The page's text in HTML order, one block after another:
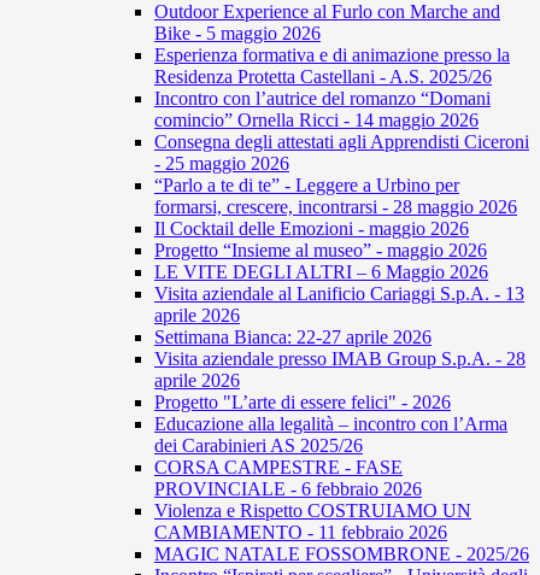
Outdoor Experience al Furlo con Marche and
Bike - 5 maggio 2026
Esperienza formativa e di animazione presso la
Residenza Protetta Castellani - A.S. 2025/26
Incontro con l’autrice del romanzo “Domani
comincio” Ornella Ricci - 14 maggio 2026
Consegna degli attestati agli Apprendisti Ciceroni
- 25 maggio 2026
“Parlo a te di te” - Leggere a Urbino per
formarsi, crescere, incontrarsi - 28 maggio 2026
Il Cocktail delle Emozioni - maggio 2026
Progetto “Insieme al museo” - maggio 2026
LE VITE DEGLI ALTRI – 6 Maggio 2026
Visita aziendale al Lanificio Cariaggi S.p.A. - 13
aprile 2026
Settimana Bianca: 22-27 aprile 2026
Visita aziendale presso IMAB Group S.p.A. - 28
aprile 2026
Progetto "L’arte di essere felici" - 2026
Educazione alla legalità – incontro con l’Arma
dei Carabinieri AS 2025/26
CORSA CAMPESTRE - FASE
PROVINCIALE - 6 febbraio 2026
Violenza e Rispetto COSTRUIAMO UN
CAMBIAMENTO - 11 febbraio 2026
MAGIC NATALE FOSSOMBRONE - 2025/26